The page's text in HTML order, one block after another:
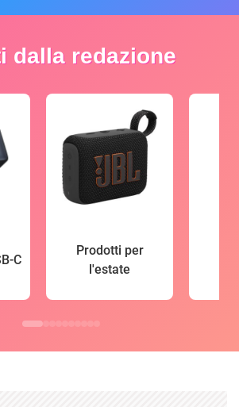
dalla redazione
C
Prodotti per
l'estate